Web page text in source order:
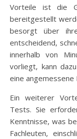
Vorteile ist die
bereitgestellt
besorgt über
entscheidend,
innerhalb von
vorliegt, kann
eine angemessene
Ein weiterer
Tests. Sie
Kenntnisse, was
Fachleuten,